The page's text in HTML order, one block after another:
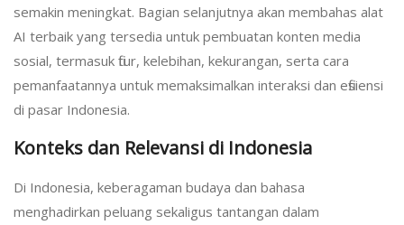
semakin meningkat. Bagian selanjutnya akan membahas alat
AI terbaik yang tersedia untuk pembuatan konten media
sosial, termasuk fitur, kelebihan, kekurangan, serta cara
pemanfaatannya untuk memaksimalkan interaksi dan efisiensi
di pasar Indonesia.
Konteks dan Relevansi di Indonesia
Di Indonesia, keberagaman budaya dan bahasa
menghadirkan peluang sekaligus tantangan dalam